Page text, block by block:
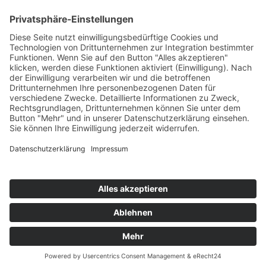
07631 / 97396-204
mgm@lkbh.de
Rechtliches
Impressum
Datenschutz
Cookie-Einstellungen
Quicklinks
© 2021 Markgräfler Gymnasium Müllheim